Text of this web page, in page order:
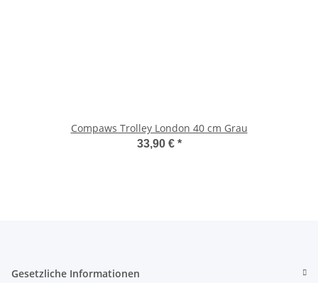
Compaws Trolley London 40 cm Grau
33,90 € *
Gesetzliche Informationen